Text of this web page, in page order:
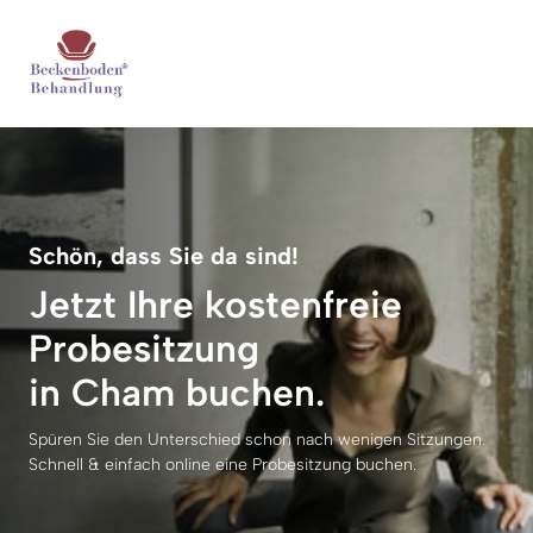
Schön, dass Sie da sind!
Jetzt Ihre kostenfreie
Probesitzung
in Cham buchen.
Spüren Sie den Unterschied schon nach wenigen Sitzungen.
Schnell & einfach online eine Probesitzung buchen.